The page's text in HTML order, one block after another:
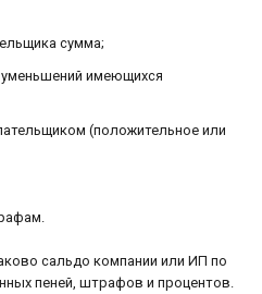
сумма;
имеющихся
(положительное или
сальдо компании или ИП по
пеней, штрафов и процентов.